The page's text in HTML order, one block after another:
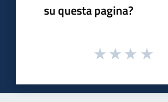
su questa pagina?